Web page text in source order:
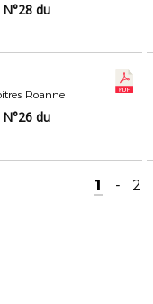
du
Roanne
du
1 - 2